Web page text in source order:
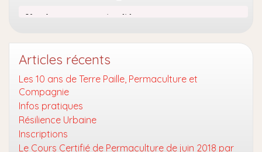
Articles récents
Les 10 ans de Terre Paille, Permaculture et
Compagnie
Infos pratiques
Résilience Urbaine
Inscriptions
Le Cours Certifié de Permaculture de juin 2018 par